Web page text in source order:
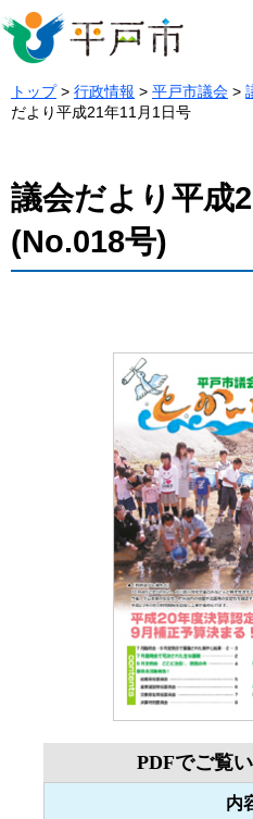
トップ> 行政情報 > 平戸市議会 >
だより平成21年11月1日号
議会だより平成
(No.018号)
PDFでご覧
内